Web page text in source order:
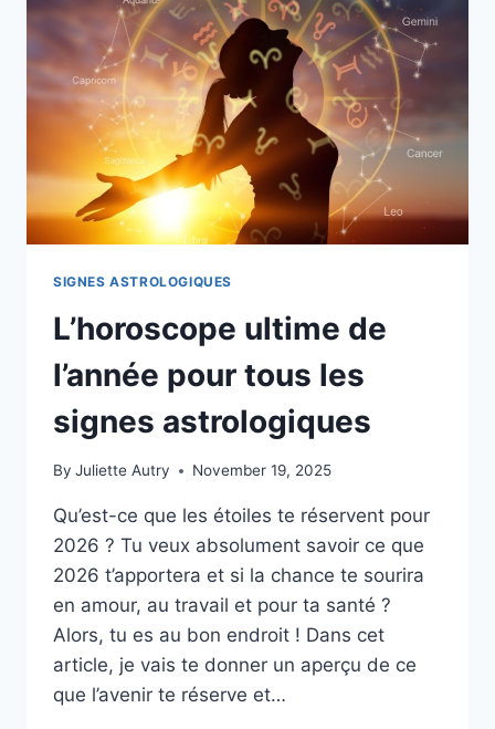
ASTROLOGIQUE
DOIT
APPRENDRE
EN
CETTE
NOUVELLE
ANNÉE
SIGNES ASTROLOGIQUES
L’horoscope ultime de
l’année pour tous les
signes astrologiques
By Juliette Autry November 19, 2025
Qu’est-ce que les étoiles te réservent pour
2026 ? Tu veux absolument savoir ce que
2026 t’apportera et si la chance te sourira
en amour, au travail et pour ta santé ?
Alors, tu es au bon endroit ! Dans cet
article, je vais te donner un aperçu de ce
que l’avenir te réserve et…